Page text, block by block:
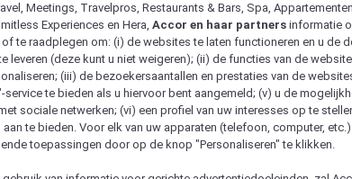
Meetings, Travelpros, Restaurants & Bars, Spa,
Experiences en Hera, Accor en haar partners informatie
te raadplegen om: (i) de websites te laten functioneren en u de
leveren (deze kunt u niet weigeren); (ii) de functies van de
(iii) de bezoekersaantallen en prestaties van de
service te bieden als u hiervoor bent aangemeld; (v) u de
sociale netwerken; (vi) een profiel van uw interesses op te
te bieden. Voor elk van uw apparaten (telefoon, computer,
toepassingen door op de knop "Personaliseren" te klikken.